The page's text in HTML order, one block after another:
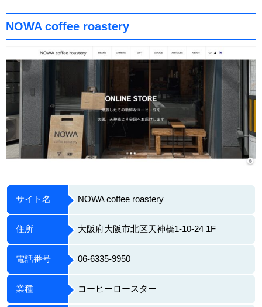
NOWA coffee roastery
サイト名 NOWA coffee roastery
住所 大阪府大阪市北区天神橋1-10-24 1F
電話番号 06-6335-9950
業種 コーヒーロースター